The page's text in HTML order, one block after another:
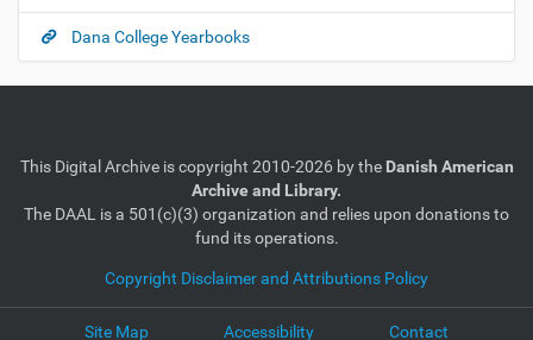
Dana College Yearbooks
This Digital Archive is copyright 2010-2026 by the Danish American
Archive and Library.
The DAAL is a 501(c)(3) organization and relies upon donations to
fund its operations.
Copyright Disclaimer and Attributions Policy
Site Map Accessibility Contact